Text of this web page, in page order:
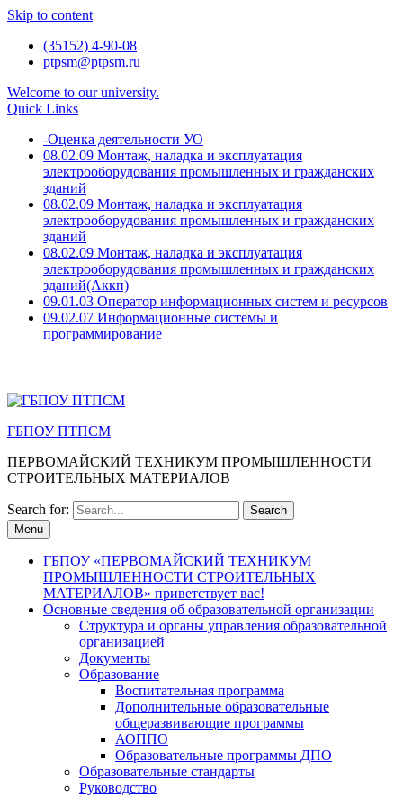
Skip to content
(35152) 4-90-08
ptpsm@ptpsm.ru
Welcome to our university.
Quick Links
-Оценка деятельности УО
08.02.09 Монтаж, наладка и эксплуатация
электрооборудования промышленных и гражданских
зданий
08.02.09 Монтаж, наладка и эксплуатация
электрооборудования промышленных и гражданских
зданий
08.02.09 Монтаж, наладка и эксплуатация
электрооборудования промышленных и гражданских
зданий(Аккп)
09.01.03 Оператор информационных систем и ресурсов
09.02.07 Информационные системы и
программирование
ГБПОУ ПТПСМ
ПЕРВОМАЙСКИЙ ТЕХНИКУМ ПРОМЫШЛЕННОСТИ
СТРОИТЕЛЬНЫХ МАТЕРИАЛОВ
Search for:
Menu
ГБПОУ «ПЕРВОМАЙСКИЙ ТЕХНИКУМ
ПРОМЫШЛЕННОСТИ СТРОИТЕЛЬНЫХ
МАТЕРИАЛОВ» приветствует вас!
Основные сведения об образовательной организации
Структура и органы управления образовательной
организацией
Документы
Образование
Воспитательная программа
Дополнительные образовательные
общеразвивающие программы
АОППО
Образовательные программы ДПО
Образовательные стандарты
Руководство